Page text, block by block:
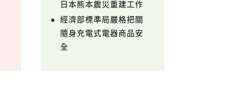
日本熊本震災重建工作
經濟部標準局嚴格把關
隨身充電式電器商品安
全